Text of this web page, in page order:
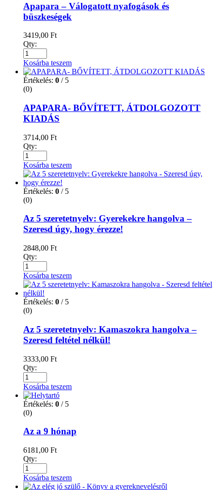
Apapara – Válogatott nyafogások és
büszkeségek
3419,00 Ft
Qty:
Kosárba teszem
Értékelés: 0 / 5
(0)
APAPARA- BŐVÍTETT, ÁTDOLGOZOTT
KIADÁS
3714,00 Ft
Qty:
Kosárba teszem
Értékelés: 0 / 5
(0)
Az 5 szeretetnyelv: Gyerekekre hangolva –
Szeresd úgy, hogy érezze!
2848,00 Ft
Qty:
Kosárba teszem
Értékelés: 0 / 5
(0)
Az 5 szeretetnyelv: Kamaszokra hangolva –
Szeresd feltétel nélkül!
3333,00 Ft
Qty:
Kosárba teszem
Értékelés: 0 / 5
(0)
Az a 9 hónap
6181,00 Ft
Qty:
Kosárba teszem